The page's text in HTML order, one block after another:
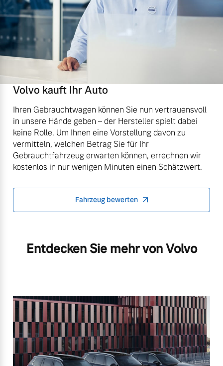
Volvo kauft Ihr Auto
Ihren Gebrauchtwagen können Sie nun vertrauensvoll
in unsere Hände geben – der Hersteller spielt dabei
keine Rolle. Um Ihnen eine Vorstellung davon zu
vermitteln, welchen Betrag Sie für Ihr
Gebrauchtfahrzeug erwarten können, errechnen wir
kostenlos in nur wenigen Minuten einen Schätzwert.
Fahrzeug bewerten
Entdecken Sie mehr von Volvo